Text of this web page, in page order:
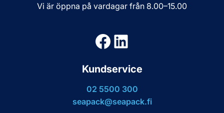
Vi är öppna på vardagar från 8.00–15.00
Facebook
LinkedIn
Kundservice
02 5500 300
seapack@seapack.fi